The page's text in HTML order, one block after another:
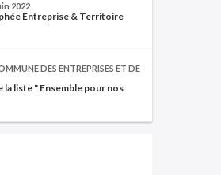
2022
Entreprise & Territoire
DES ENTREPRISES ET DE
liste " Ensemble pour nos